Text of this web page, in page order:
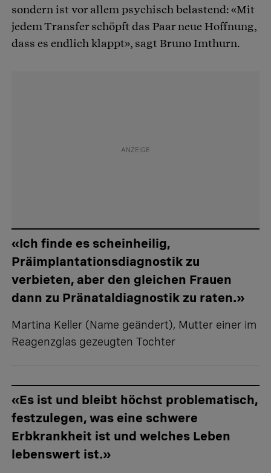
sondern ist vor allem psychisch belastend: «Mit
jedem Transfer schöpft das Paar neue Hoffnung,
dass es endlich klappt», sagt Bruno Imthurn.
«Ich finde es scheinheilig,
Präimplantationsdiagnostik zu
verbieten, aber den gleichen Frauen
dann zu Pränataldiagnostik zu raten.»
Martina Keller (Name geändert), Mutter einer im
Reagenzglas gezeugten Tochter
«Es ist und bleibt höchst problematisch,
festzulegen, was eine schwere
Erbkrankheit ist und welches Leben
lebenswert ist.»